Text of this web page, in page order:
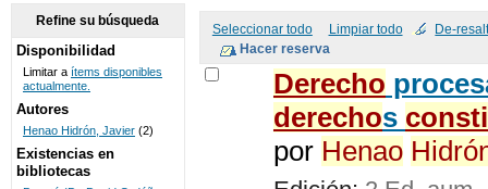
DE
BIBLIOTECAS
UNICOC
Seleccionar todo Limpiar todo De-
Derecho
derechos
por Henao
Refine su búsqueda
Disponibilidad
Limitar a ítems disponibles
actualmente.
Autores
Henao Hidrón, Javier (2)
Existencias en
bibliotecas